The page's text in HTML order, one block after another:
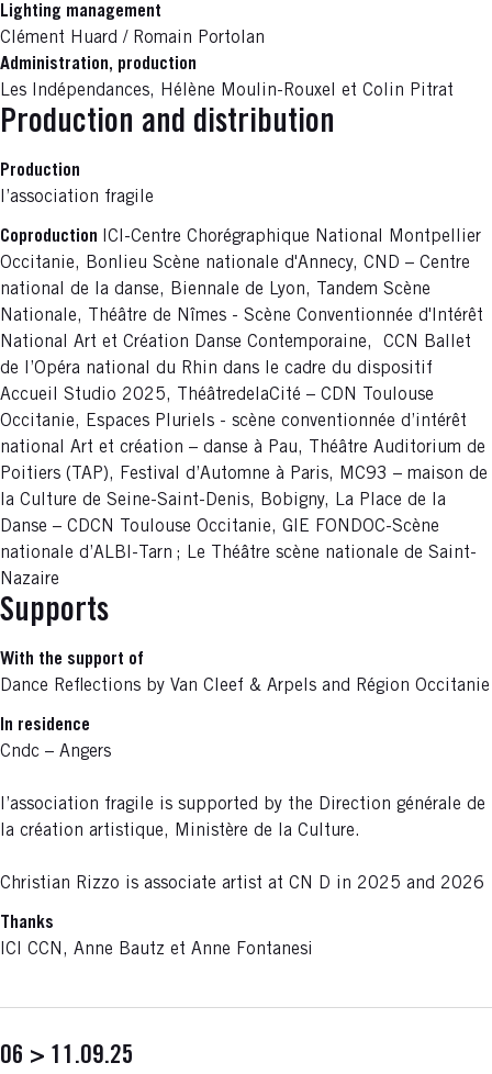
Lighting management
Clément Huard / Romain Portolan
Administration, production
Les Indépendances, Hélène Moulin-Rouxel et Colin Pitrat
Production and distribution
Production
l’association fragile
Coproduction
ICI-Centre Chorégraphique National Montpellier
Occitanie, Bonlieu Scène nationale d'Annecy, CND – Centre
national de la danse, Biennale de Lyon, Tandem Scène
Nationale, Théâtre de Nîmes - Scène Conventionnée d'Intérêt
National Art et Création Danse Contemporaine, CCN Ballet
de l’Opéra national du Rhin dans le cadre du dispositif
Accueil Studio 2025, ThéâtredelaCité – CDN Toulouse
Occitanie, Espaces Pluriels - scène conventionnée d’intérêt
national Art et création – danse à Pau, Théâtre Auditorium de
Poitiers (TAP), Festival d’Automne à Paris, MC93 – maison de
la Culture de Seine-Saint-Denis, Bobigny, La Place de la
Danse – CDCN Toulouse Occitanie, GIE FONDOC-Scène
nationale d’ALBI-Tarn ; Le Théâtre scène nationale de Saint-
Nazaire
Supports
With the support of
Dance Reflections by Van Cleef & Arpels and Région Occitanie
In residence
Cndc – Angers
l’association fragile is supported by the Direction générale de
la création artistique, Ministère de la Culture.
Christian Rizzo is associate artist at CN D in 2025 and 2026
Thanks
ICI CCN, Anne Bautz et Anne Fontanesi
06 > 11.09.25